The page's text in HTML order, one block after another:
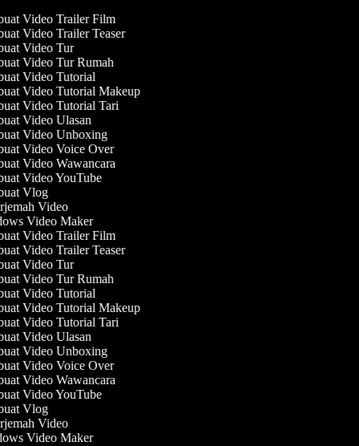
Video Trailer Film
Video Trailer Teaser
Video Tur
Video Tur Rumah
Video Tutorial
Video Tutorial Makeup
Video Tutorial Tari
Video Ulasan
Video Unboxing
Video Voice Over
Video Wawancara
Video YouTube
Vlog
Video
Video Maker
Video Trailer Film
Video Trailer Teaser
Video Tur
Video Tur Rumah
Video Tutorial
Video Tutorial Makeup
Video Tutorial Tari
Video Ulasan
Video Unboxing
Video Voice Over
Video Wawancara
Video YouTube
Vlog
Video
Video Maker